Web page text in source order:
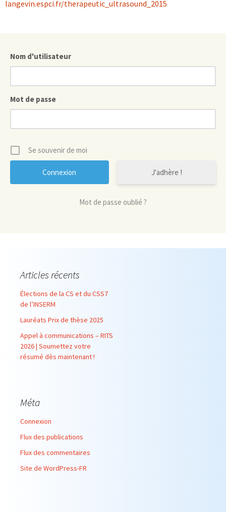
langevin.espci.fr/therapeutic_ultrasound_2015
Nom d'utilisateur
Mot de passe
Se souvenir de moi
J'adhère !
Mot de passe oublié ?
Articles récents
Élections de la CS et du CSS7
de l’INSERM
Lauréats Prix de thèse 2025
Appel à communications – RITS
2026 | Soumettez votre
résumé dès maintenant !
Méta
Connexion
Flux des publications
Flux des commentaires
Site de WordPress-FR